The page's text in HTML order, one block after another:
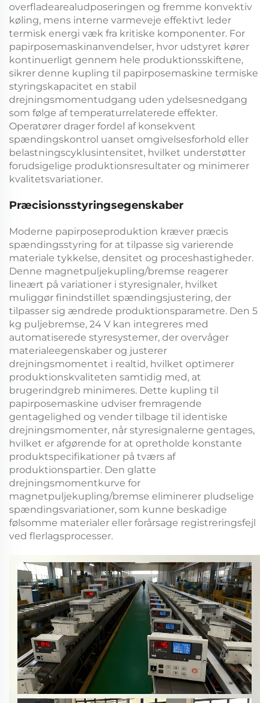
overfladearealudposeringen og fremme konvektiv
køling, mens interne varmeveje effektivt leder
termisk energi væk fra kritiske komponenter. For
papirposemaskinanvendelser, hvor udstyret kører
kontinuerligt gennem hele produktionsskiftene,
sikrer denne kupling til papirposemaskine termiske
styringskapacitet en stabil
drejningsmomentudgang uden ydelsesnedgang
som følge af temperaturrelaterede effekter.
Operatører drager fordel af konsekvent
spændingskontrol uanset omgivelsesforhold eller
belastningscyklusintensitet, hvilket understøtter
forudsigelige produktionsresultater og minimerer
kvalitetsvariationer.
Præcisionsstyringsegenskaber
Moderne papirposeproduktion kræver præcis
spændingsstyring for at tilpasse sig varierende
materiale tykkelse, densitet og proceshastigheder.
Denne magnetpuljekupling/bremse reagerer
lineært på variationer i styresignaler, hvilket
muliggør finindstillet spændingsjustering, der
tilpasser sig ændrede produktionsparametre. Den 5
kg puljebremse, 24 V kan integreres med
automatiserede styresystemer, der overvåger
materialeegenskaber og justerer
drejningsmomentet i realtid, hvilket optimerer
produktionskvaliteten samtidig med, at
brugerindgreb minimeres. Dette kupling til
papirposemaskine udviser fremragende
gentagelighed og vender tilbage til identiske
drejningsmomenter, når styresignalerne gentages,
hvilket er afgørende for at opretholde konstante
produktspecifikationer på tværs af
produktionspartier. Den glatte
drejningsmomentkurve for
magnetpuljekupling/bremse eliminerer pludselige
spændingsvariationer, som kunne beskadige
følsomme materialer eller forårsage registreringsfejl
ved flerlagsprocesser.